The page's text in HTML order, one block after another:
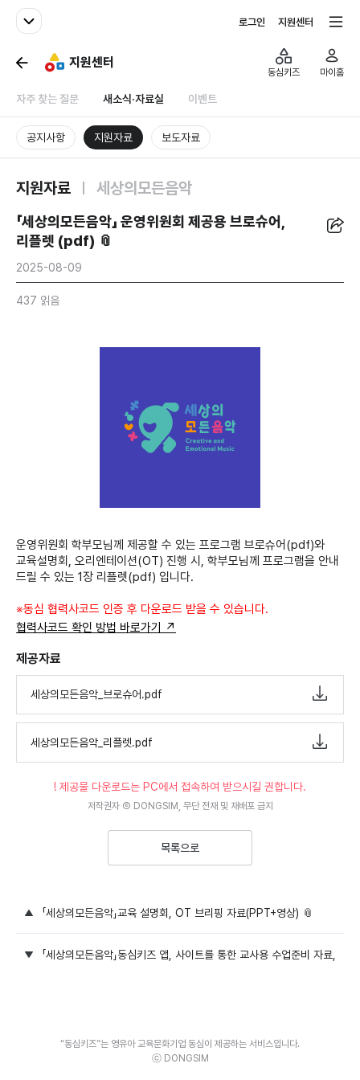
패밀리사이트
로그인 지원센터
지원센터
자주 찾는 질문 새소식·자료실 이벤트
동심키즈 마이홈
공지사항 지원자료 보도자료
지원자료 세상의모든음악
「세상의모든음악」 운영위원회 제공용 브로슈어,
리플렛 (pdf) 📎
2025-08-09
437 읽음
운영위원회 학부모님께 제공할 수 있는 프로그램 브로슈어(pdf)와
교육설명회, 오리엔테이션(OT) 진행 시, 학부모님께 프로그램을 안내
드릴 수 있는 1장 리플렛(pdf) 입니다.
※동심 협력사코드 인증 후 다운로드 받을 수 있습니다.
협력사코드 확인 방법 바로가기 ↗
제공자료
세상의모든음악_브로슈어.pdf
세상의모든음악_리플렛.pdf
! 제공물 다운로드는 PC에서 접속하여 받으시길 권합니다.
저작권자 Ⓒ DONGSIM, 무단 전재 및 재배포 금지
목록으로
「세상의모든음악」교육 설명회, OT 브리핑 자료(PPT+영상) 📎
「세상의모든음악」동심키즈 앱, 사이트를 통한 교사용 수업준비 자료, 가
“동심키즈”는 영유아 교육문화기업 동심이 제공하는 서비스입니다.
ⓒ DONGSIM